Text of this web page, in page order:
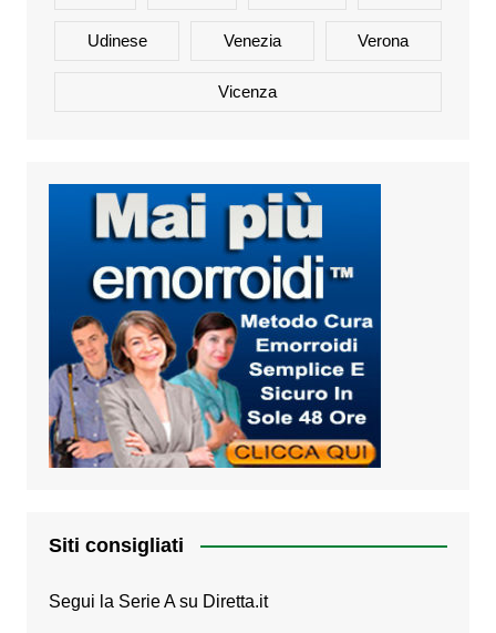
Udinese Venezia Verona
Vicenza
Siti consigliati
Segui la Serie A su Diretta.it